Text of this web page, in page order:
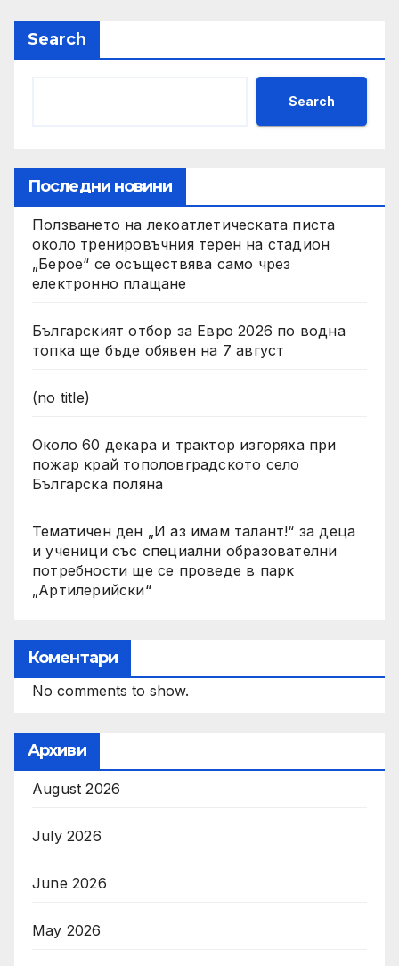
Search
Search
Последни новини
Ползването на лекоатлетическата писта
около тренировъчния терен на стадион
„Берое“ се осъществява само чрез
електронно плащане
Българският отбор за Евро 2026 по водна
топка ще бъде обявен на 7 август
(no title)
Около 60 декара и трактор изгоряха при
пожар край тополовградското село
Българска поляна
Тематичен ден „И аз имам талант!“ за деца
и ученици със специални образователни
потребности ще се проведе в парк
„Артилерийски“
Коментари
No comments to show.
Архиви
August 2026
July 2026
June 2026
May 2026